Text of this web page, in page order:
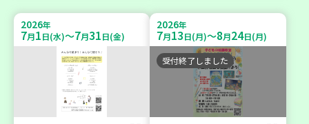
2026年
7月1日(水)～7月31日(金)
2026年
7月13日(月)～8月24日(月)
受付終了しました